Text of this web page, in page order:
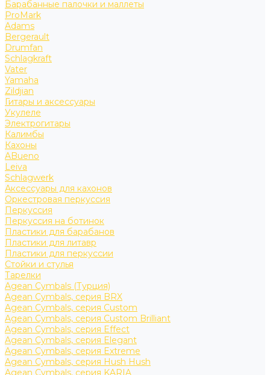
Барабанные палочки и маллеты
ProMark
Adams
Bergerault
Drumfan
Schlagkraft
Vater
Yamaha
Zildjian
Гитары и аксессуары
Укулеле
Электрогитары
Калимбы
Кахоны
ABueno
Leiva
Schlagwerk
Аксессуары для кахонов
Оркестровая перкуссия
Перкуссия
Перкуссия на ботинок
Пластики для барабанов
Пластики для литавр
Пластики для перкуссии
Стойки и стулья
Тарелки
Agean Cymbals (Турция)
Agean Cymbals, серия BRX
Agean Cymbals, серия Custom
Agean Cymbals, серия Custom Brilliant
Agean Cymbals, серия Effect
Agean Cymbals, серия Elegant
Agean Cymbals, серия Extreme
Agean Cymbals, серия Hush Hush
Agean Cymbals, серия KARIA